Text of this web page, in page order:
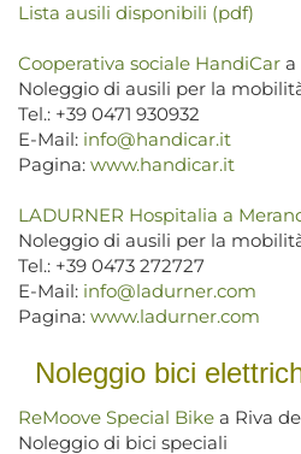
Lista ausili disponibili (pdf)
Cooperativa sociale HandiCar a
Noleggio di ausili per la
Tel.: +39 0471 930932
E-Mail: info@handicar.it
Pagina: www.handicar.it
LADURNER Hospitalia a
Noleggio di ausili per la
Tel.: +39 0473 272727
E-Mail: info@ladurner.com
Pagina: www.ladurner.com
Noleggio bici
ReMoove Special Bike a Riva
Noleggio di bici speciali